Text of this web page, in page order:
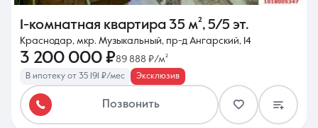
1-комнатная квартира 35 м², 5/5 эт.
Краснодар, мкр. Музыкальный, пр-д Ангарский, 14
3 200 000 ₽89 888 ₽/м²
В ипотеку от 35 191 ₽/мес Эксклюзив
Позвонить